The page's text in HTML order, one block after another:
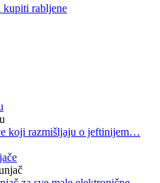
kupiti rabljene
koji razmišljaju o jeftinijem…